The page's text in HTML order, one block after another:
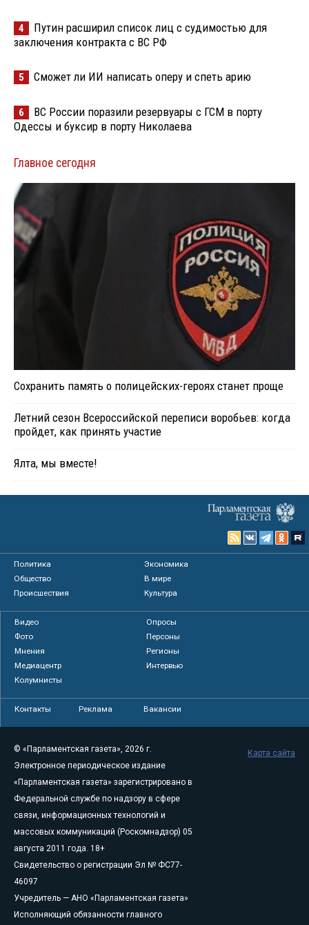
4
Путин расширил список лиц с судимостью для
заключения контракта с ВС РФ
5 Сможет ли ИИ написать оперу и спеть арию
6
ВС России поразили резервуары с ГСМ в порту
Одессы и буксир в порту Николаева
Главное сегодня
Сохранить память о полицейских-героях станет проще
Летний сезон Всероссийской переписи воробьев: когда
пройдет, как принять участие
Ялта, мы вместе!
Политика
Экономика
Общество
В мире
Происшествия
Культура
Видео
Опросы
Фото
Персоны
Мнения
Регионы
Медиацентр
Интервью
Колумнисты
Контакты Реклама Вакансии
© «Парламентская газета», 2026 г.
Электронное периодическое издание
«Парламентская газета» зарегистрировано в
Федеральной службе по надзору в сфере
связи, информационных технологий и
массовых коммуникаций (Роскомнадзор) 05
августа 2011 года. 18+
Свидетельство о регистрации Эл № ФС77-
46097
Учредитель — АНО «Парламентская газета»
Исполняющий обязанности главного
Карта сайта